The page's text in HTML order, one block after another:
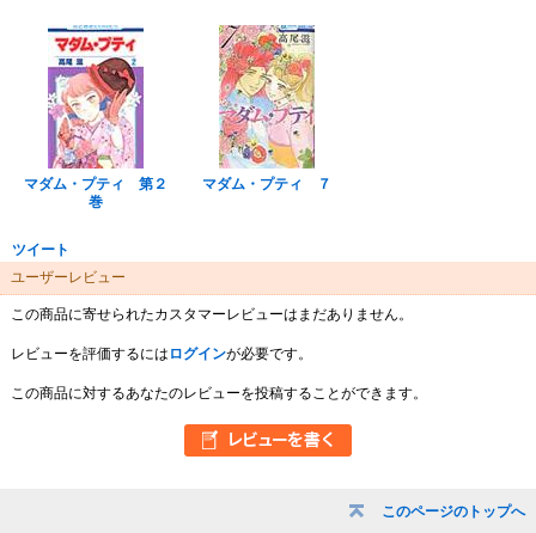
このページのトップへ
マダム・プティ 第２
巻
マダム・プティ ７
ツイート
ユーザーレビュー
この商品に寄せられたカスタマーレビューはまだありません。
レビューを評価するには ログインが必要です。
この商品に対するあなたのレビューを投稿することができます。